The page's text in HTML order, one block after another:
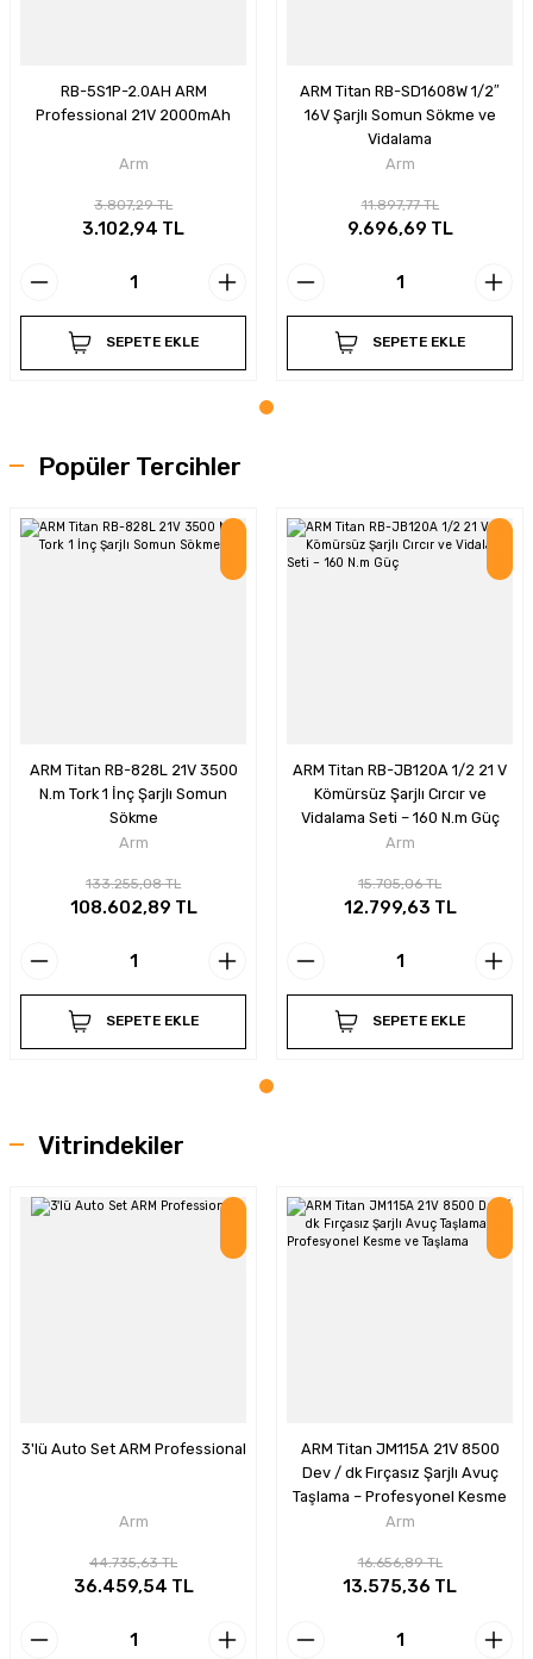
RB-5S1P-2.0AH ARM
Professional 21V 2000mAh
Arm
3.807,29 TL
3.102,94 TL
SEPETE EKLE
ARM Titan RB-SD1608W 1/2″
16V Şarjlı Somun Sökme ve
Vidalama
Arm
11.897,77 TL
9.696,69 TL
SEPETE EKLE
Popüler Tercihler
ARM Titan RB-828L 21V 3500
N.m Tork 1 İnç Şarjlı Somun
Sökme
Arm
133.255,08 TL
108.602,89 TL
SEPETE EKLE
ARM Titan RB-JB120A 1/2 21 V
Kömürsüz Şarjlı Cırcır ve
Vidalama Seti – 160 N.m Güç
Arm
15.705,06 TL
12.799,63 TL
SEPETE EKLE
Vitrindekiler
3'lü Auto Set ARM Professional
Arm
44.735,63 TL
36.459,54 TL
ARM Titan JM115A 21V 8500
Dev / dk Fırçasız Şarjlı Avuç
Taşlama – Profesyonel Kesme
ve Taşlama
Arm
16.656,89 TL
13.575,36 TL
Özel Yağlama Uygulamarı
Yüksek Performans Gresleri
Sosis - Silikon - Gres - Perçin Mak.
Tel Fırça-Eğeler-Punta Çürütme
Testere - Cam Fitil Kesme - Yazı Yazma
Zımba - Kaporta Çektirme - Vakum
Tork Kolları